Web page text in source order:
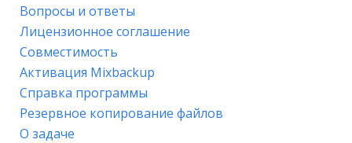
Вопросы и ответы
Лицензионное соглашение
Совместимость
Активация Mixbackup
Справка программы
Резервное копирование файлов
О задаче